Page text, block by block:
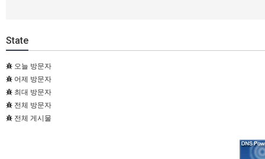
State
오늘 방문자
어제 방문자
최대 방문자
전체 방문자
전체 게시물